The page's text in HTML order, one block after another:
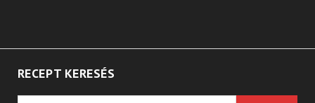
RECEPT KERESÉS